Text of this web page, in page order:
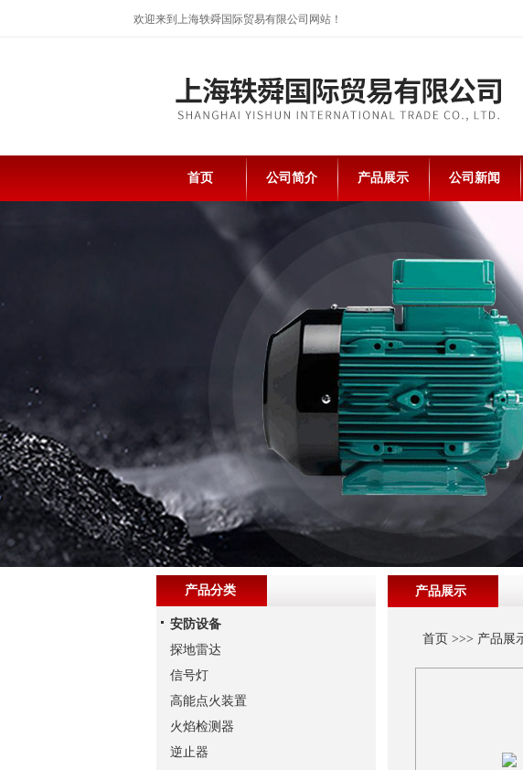
欢迎来到上海轶舜国际贸易有限公司网站！
首页 公司简介 产品展示 公司新闻
产品展示
首页 >>> 产品展
产品分类
安防设备
探地雷达
信号灯
高能点火装置
火焰检测器
逆止器